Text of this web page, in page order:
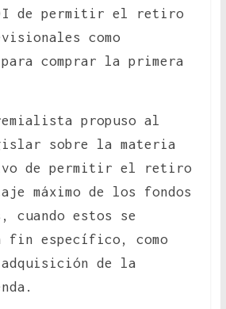
de permitir el retiro
como
para comprar la primera
propuso al
sobre la materia
de permitir el retiro
máximo de los fondos
cuando estos se
fin específico, como
de la